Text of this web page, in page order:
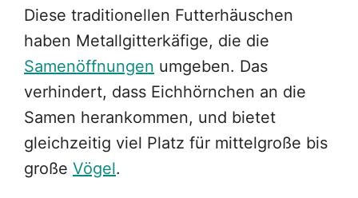
Diese traditionellen Futterhäuschen
haben Metallgitterkäfige, die die
Samenöffnungen umgeben. Das
verhindert, dass Eichhörnchen an die
Samen herankommen, und bietet
gleichzeitig viel Platz für mittelgroße bis
große Vögel.